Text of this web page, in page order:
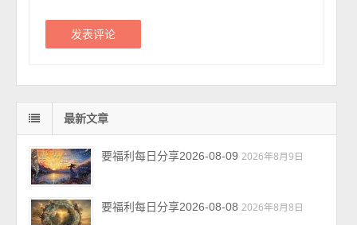
最新文章
要福利每日分享2026-08-09 2026年8月9日
要福利每日分享2026-08-08 2026年8月8日